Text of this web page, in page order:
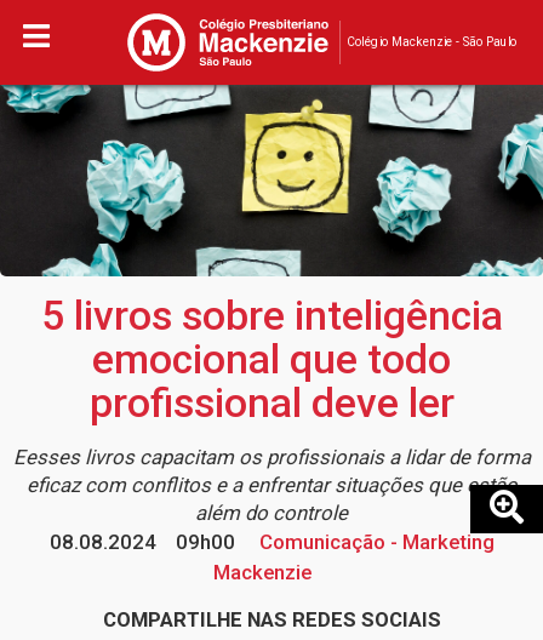
Colégio Mackenzie - São Paulo
5 livros sobre inteligência
emocional que todo
profissional deve ler
Eesses livros capacitam os profissionais a lidar de forma
eficaz com conflitos e a enfrentar situações que estão
além do controle
08.08.2024
09h00
Comunicação - Marketing
Mackenzie
COMPARTILHE NAS REDES SOCIAIS